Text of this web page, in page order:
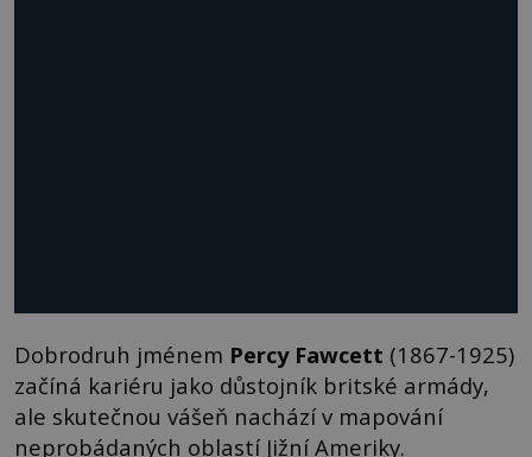
Dobrodruh jménem Percy Fawcett (1867-1925)
začíná kariéru jako důstojník britské armády,
ale skutečnou vášeň nachází v mapování
neprobádaných oblastí Jižní Ameriky.